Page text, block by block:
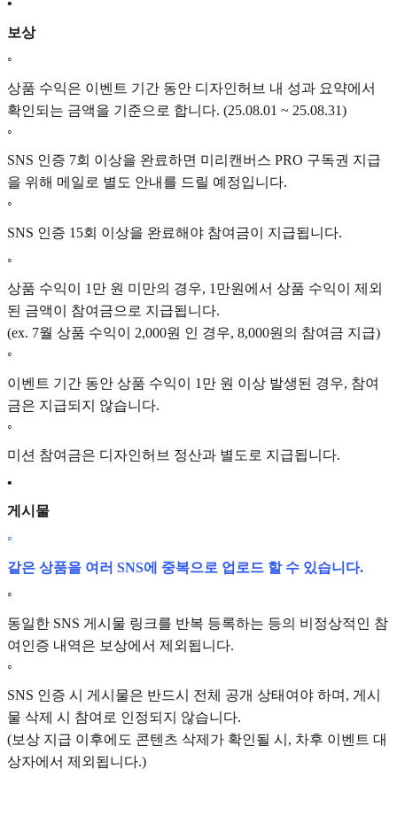
•
보상
◦
상품 수익은 이벤트 기간 동안 디자인허브 내 성과 요약에서
확인되는 금액을 기준으로 합니다. (25.08.01 ~ 25.08.31)
◦
SNS 인증 7회 이상을 완료하면 미리캔버스 PRO 구독권 지급
을 위해 메일로 별도 안내를 드릴 예정입니다.
◦
SNS 인증 15회 이상을 완료해야 참여금이 지급됩니다.
◦
상품 수익이 1만 원 미만의 경우, 1만원에서 상품 수익이 제외
된 금액이 참여금으로 지급됩니다.
(ex. 7월 상품 수익이 2,000원 인 경우, 8,000원의 참여금 지급)
◦
이벤트 기간 동안 상품 수익이 1만 원 이상 발생된 경우, 참여
금은 지급되지 않습니다.
◦
미션 참여금은 디자인허브 정산과 별도로 지급됩니다.
•
게시물
◦
같은 상품을 여러 SNS에 중복으로 업로드 할 수 있습니다.
◦
동일한 SNS 게시물 링크를 반복 등록하는 등의 비정상적인 참
여인증 내역은 보상에서 제외됩니다.
◦
SNS 인증 시 게시물은 반드시 전체 공개 상태여야 하며, 게시
물 삭제 시 참여로 인정되지 않습니다.
(보상 지급 이후에도 콘텐츠 삭제가 확인될 시, 차후 이벤트 대
상자에서 제외됩니다.)